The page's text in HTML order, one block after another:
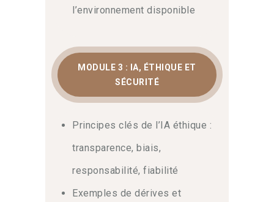
l’environnement disponible
MODULE 3 : IA, ÉTHIQUE ET
SÉCURITÉ
Principes clés de l’IA éthique :
transparence, biais,
responsabilité, fiabilité
Exemples de dérives et